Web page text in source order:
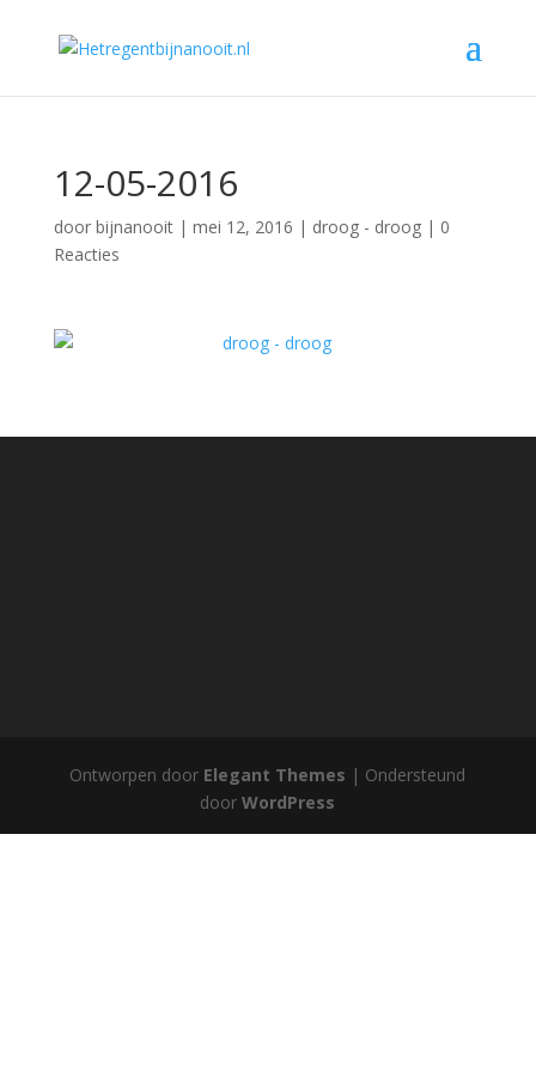
12-05-2016
door bijnanooit| mei 12, 2016 | droog - droog| 0
Reacties
Ontworpen door Elegant Themes | Ondersteund
doorWordPress